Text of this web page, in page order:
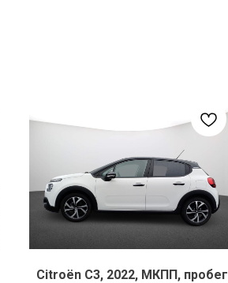
Citroën C3, 2022, МКПП, пробег